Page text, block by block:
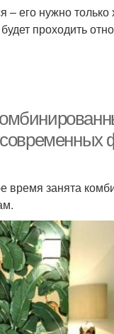
– его нужно
проходить
время занята